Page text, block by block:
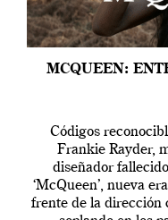
MCQUEEN:
Códigos
Frankie Rayder,
diseñador
‘McQueen’, nueva
frente de la dirección